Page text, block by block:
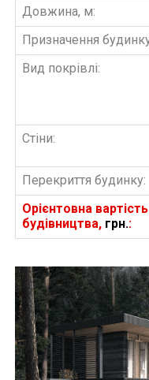
Довжина, м:
Призначення
Вид покрівлі:
Стіни:
Перекриття будинку:
Орієнтовна вартість
будівництва, грн.: